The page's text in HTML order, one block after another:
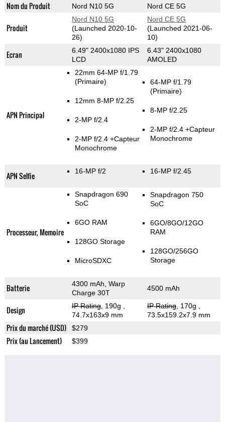
Nom du Produit Nord N10 5G Nord CE 5G
Produit
Nord N10 5G
(Launched 2020-10-
26)
Nord CE 5G
(Launched 2021-06-
10)
Ecran
6.49" 2400x1080 IPS
LCD
6.43" 2400x1080
AMOLED
APN Principal
22mm 64-MP f/1.79
(Primaire)
12mm 8-MP f/2.25
2-MP f/2.4
2-MP f/2.4 +Capteur
Monochrome
64-MP f/1.79
(Primaire)
8-MP f/2.25
2-MP f/2.4 +Capteur
Monochrome
APN Selfie 16-MP f/2 16-MP f/2.45
Processeur, Memoire
Snapdragon 690
SoC
6GO RAM
128GO Storage
MicroSDXC
Snapdragon 750
SoC
6GO/8GO/12GO
RAM
128GO/256GO
Storage
Batterie
4300 mAh, Warp
Charge 30T
4500 mAh
Design IP Rating, 190g
74.7x163x9 mm
IP Rating, 170g
73.5x159.2x7.9 mm
Prix du marché (USD) $279
Prix (au Lancement) $399